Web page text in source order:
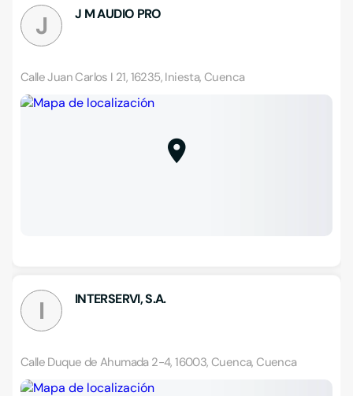
J J M AUDIO PRO
Calle Juan Carlos I 21, 16235, Iniesta, Cuenca
I INTERSERVI, S.A.
Calle Duque de Ahumada 2-4, 16003, Cuenca, Cuenca